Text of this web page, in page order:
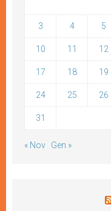
3 4 5
10 11 12
17 18 19
24 25 26
31
« Nov Gen »